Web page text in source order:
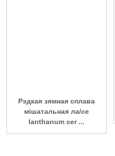
Рэдкая зямная сплава
мішатальная ла/ce
lanthanum cer ...